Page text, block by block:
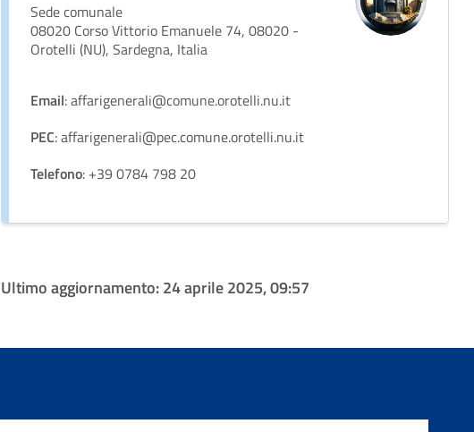
Sede comunale
08020 Corso Vittorio Emanuele 74, 08020 -
Orotelli (NU), Sardegna, Italia
Email: affarigenerali@comune.orotelli.nu.it
PEC: affarigenerali@pec.comune.orotelli.nu.it
Telefono: +39 0784 798 20
Ultimo aggiornamento:24 aprile 2025, 09:57